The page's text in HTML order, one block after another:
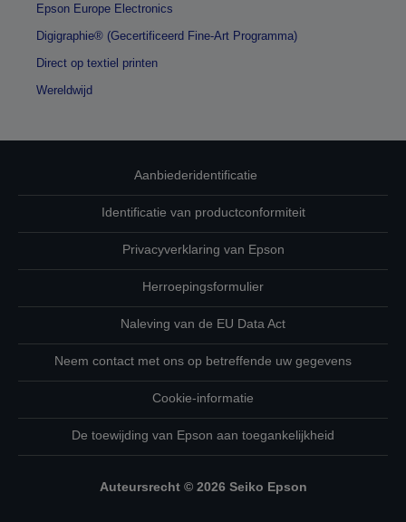
Epson Europe Electronics
Digigraphie® (Gecertificeerd Fine-Art Programma)
Direct op textiel printen
Wereldwijd
Aanbiederidentificatie
Identificatie van productconformiteit
Privacyverklaring van Epson
Herroepingsformulier
Naleving van de EU Data Act
Neem contact met ons op betreffende uw gegevens
Cookie-informatie
De toewijding van Epson aan toegankelijkheid
Auteursrecht © 2026 Seiko Epson